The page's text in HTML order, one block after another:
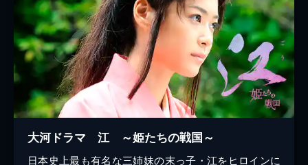
大河ドラマ 江 ～姫たちの戦国～
日本史上最も有名な三姉妹の末っ子・江をヒロインに